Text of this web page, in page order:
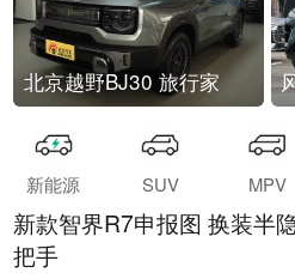
北京越野BJ30 旅行家
新能源 SUV MPV
新款智界R7申报图 换装半
把手